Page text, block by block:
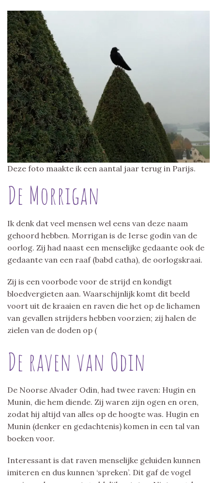
Deze foto maakte ik een aantal jaar terug in Parijs.
De Morrigan
Ik denk dat veel mensen wel eens van deze naam
gehoord hebben. Morrigan is de Ierse godin van de
oorlog. Zij had naast een menselijke gedaante ook de
gedaante van een raaf (babd catha), de oorlogskraai.
Zij is een voorbode voor de strijd en kondigt
bloedvergieten aan. Waarschijnlijk komt dit beeld
voort uit de kraaien en raven die het op de lichamen
van gevallen strijders hebben voorzien; zij halen de
zielen van de doden op (
De raven van Odin
De Noorse Alvader Odin, had twee raven: Hugin en
Munin, die hem diende. Zij waren zijn ogen en oren,
zodat hij altijd van alles op de hoogte was. Hugin en
Munin (denker en gedachtenis) komen in een tal van
boeken voor.
Interessant is dat raven menselijke geluiden kunnen
imiteren en dus kunnen ‘spreken’. Dit gaf de vogel